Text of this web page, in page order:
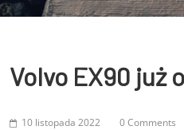
Volvo EX90 już
10 listopada 2022 0 Comments